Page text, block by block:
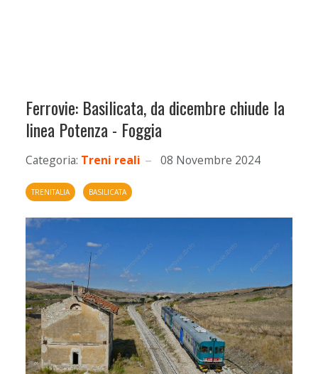
Ferrovie: Basilicata, da dicembre chiude la
linea Potenza - Foggia
Categoria: Treni reali 08 Novembre 2024
TRENITALIA BASILICATA